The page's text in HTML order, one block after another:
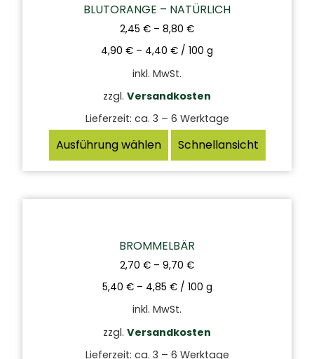
BLUTORANGE – NATÜRLICH
2,45 € – 8,80 €
4,90 € – 4,40 € / 100 g
inkl. MwSt.
zzgl. Versandkosten
Lieferzeit: ca. 3 – 6 Werktage
Ausführung wählen Schnellansicht
BROMMELBÄR
2,70 € – 9,70 €
5,40 €– 4,85 €/ 100 g
inkl. MwSt.
zzgl. Versandkosten
Lieferzeit: ca. 3 – 6 Werktage